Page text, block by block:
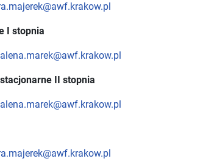
I stopnia
II stopnia